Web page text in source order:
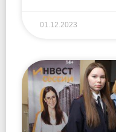
01.12.2023